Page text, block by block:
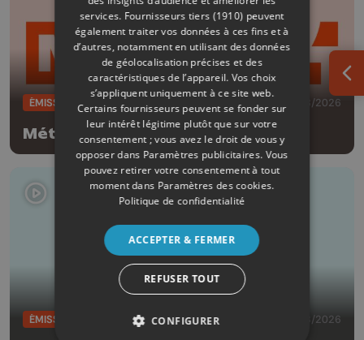
ÉMISSIONS 04/08/2026
Météo Soir - 04/08/2026
ÉMISSIONS 04/08/2026
services. Fournisseurs tiers (1910) peuvent
également traiter vos données à ces fins et à
d’autres, notamment en utilisant des données
de géolocalisation précises et des
caractéristiques de l’appareil. Vos choix
s’appliquent uniquement à ce site web.
Certains fournisseurs peuvent se fonder sur
leur intérêt légitime plutôt que sur votre
consentement ; vous avez le droit de vous y
opposer dans Paramètres publicitaires. Vous
pouvez retirer votre consentement à tout
moment dans Paramètres des cookies.
Politique de confidentialité
ACCEPTER & FERMER
REFUSER TOUT
CONFIGURER